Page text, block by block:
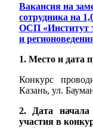
Вакансия на
сотрудника на
ОСП «Институт
и
1. Место и дата
Конкурс
Казань, ул.
2. Дата
участия в